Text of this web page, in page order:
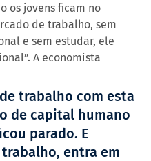
os jovens ficam no
de trabalho, sem
e sem estudar, ele
A economista
trabalho com esta
de capital humano
parado. E
entra em